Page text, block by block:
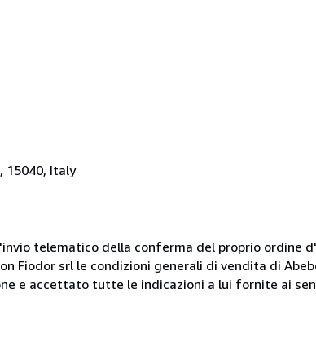
15040, Italy
telematico della conferma del proprio ordine
Fiodor srl le condizioni generali di vendita di
e accettato tutte le indicazioni a lui fornite ai